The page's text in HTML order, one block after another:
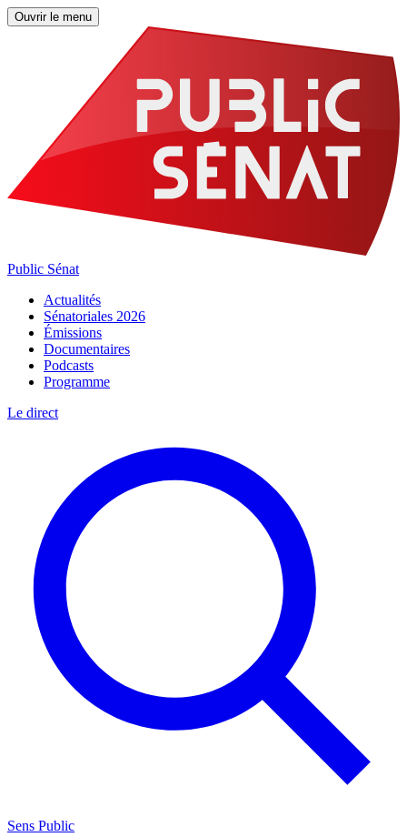
Ouvrir le menu
Public Sénat
Actualités
Sénatoriales 2026
Émissions
Documentaires
Podcasts
Programme
Le direct
Sens Public